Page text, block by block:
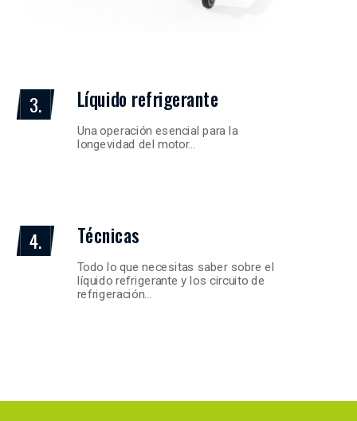
3. Líquido refrigerante
Una operación esencial para la
longevidad del motor…
4. Técnicas
Todo lo que necesitas saber sobre el
líquido refrigerante y los circuito de
refrigeración…